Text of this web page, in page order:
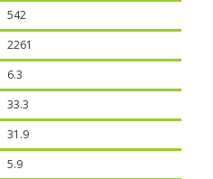
542
2261
6.3
33.3
31.9
5.9